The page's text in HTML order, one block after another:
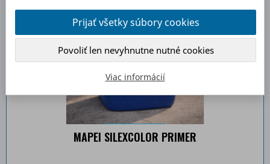
MAPEI SILEXCOLOR PRIMER
Prijať všetky súbory cookies
Povoliť len nevyhnutne nutné cookies
Viac informácií